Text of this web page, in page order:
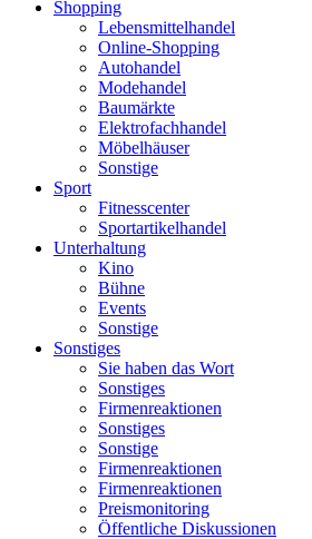
Shopping
Lebensmittelhandel
Online-Shopping
Autohandel
Modehandel
Baumärkte
Elektrofachhandel
Möbelhäuser
Sonstige
Sport
Fitnesscenter
Sportartikelhandel
Unterhaltung
Kino
Bühne
Events
Sonstige
Sonstiges
Sie haben das Wort
Sonstiges
Firmenreaktionen
Sonstiges
Sonstige
Firmenreaktionen
Firmenreaktionen
Preismonitoring
Öffentliche Diskussionen